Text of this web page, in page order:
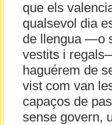
que els
qualsevol dia
de llengua —o
vestits i
haguérem de
vist com van
capaços de
sense govern,